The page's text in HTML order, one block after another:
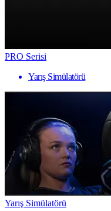
PRO Serisi
Yarış Simülatörü
Yarış Simülatörü